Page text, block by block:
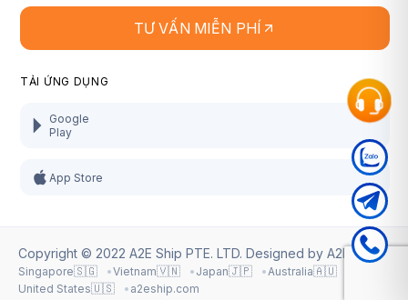
TƯ VẤN MIỄN PHÍ
TẢI ỨNG DỤNG
Google
Play
App Store
Copyright © 2022 A2E Ship PTE. LTD. Designed by A2E Ship.
Singapore🇸🇬 Vietnam🇻🇳 Japan🇯🇵 Australia🇦🇺
United States🇺🇸 a2eship.com